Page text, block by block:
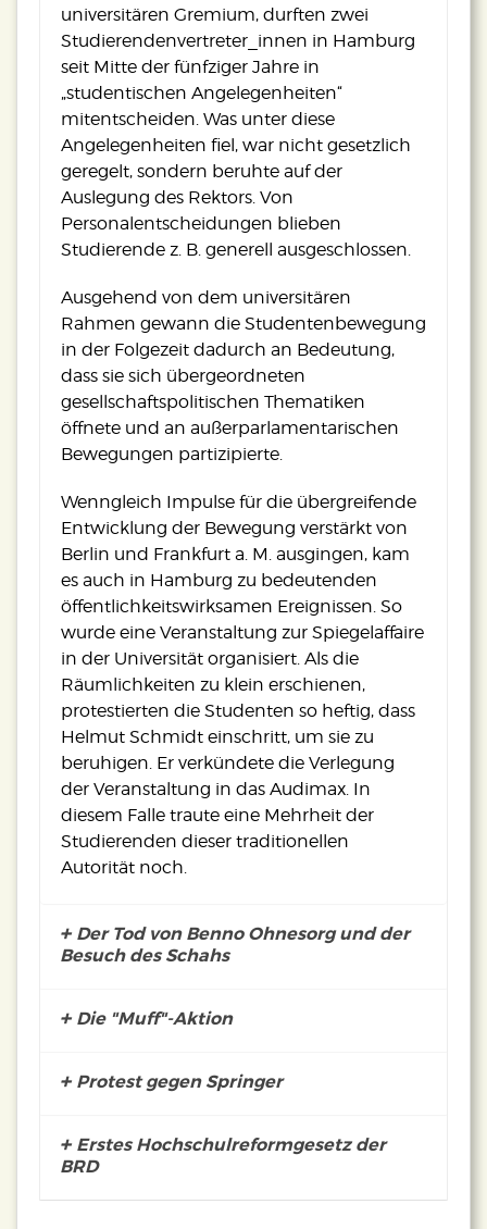
universitären Gremium, durften zwei
Studierendenvertreter_innen in Hamburg
seit Mitte der fünfziger Jahre in
„studentischen Angelegenheiten“
mitentscheiden. Was unter diese
Angelegenheiten fiel, war nicht gesetzlich
geregelt, sondern beruhte auf der
Auslegung des Rektors. Von
Personalentscheidungen blieben
Studierende z. B. generell ausgeschlossen.
Ausgehend von dem universitären
Rahmen gewann die Studentenbewegung
in der Folgezeit dadurch an Bedeutung,
dass sie sich übergeordneten
gesellschaftspolitischen Thematiken
öffnete und an außerparlamentarischen
Bewegungen partizipierte.
Wenngleich Impulse für die übergreifende
Entwicklung der Bewegung verstärkt von
Berlin und Frankfurt a. M. ausgingen, kam
es auch in Hamburg zu bedeutenden
öffentlichkeitswirksamen Ereignissen. So
wurde eine Veranstaltung zur Spiegelaffaire
in der Universität organisiert. Als die
Räumlichkeiten zu klein erschienen,
protestierten die Studenten so heftig, dass
Helmut Schmidt einschritt, um sie zu
beruhigen. Er verkündete die Verlegung
der Veranstaltung in das Audimax. In
diesem Falle traute eine Mehrheit der
Studierenden dieser traditionellen
Autorität noch.
Der Tod von Benno Ohnesorg und der
Besuch des Schahs
Die "Muff"-Aktion
Protest gegen Springer
Im Frühjahr 1968 erreichte die
Studentenbewegung einen weiteren
Höhepunkt, als der rechtsextreme Josef
Erstes Hochschulreformgesetz der
BRD